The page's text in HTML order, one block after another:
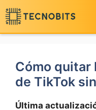
Saltar
al
contenido
Cómo quitar
de TikTok
Última